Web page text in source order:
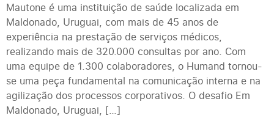
Mautone é uma instituição de saúde localizada em
Maldonado, Uruguai, com mais de 45 anos de
experiência na prestação de serviços médicos,
realizando mais de 320.000 consultas por ano. Com
uma equipe de 1.300 colaboradores, o Humand tornou-
se uma peça fundamental na comunicação interna e na
agilização dos processos corporativos. O desafio Em
Maldonado, Uruguai, […]